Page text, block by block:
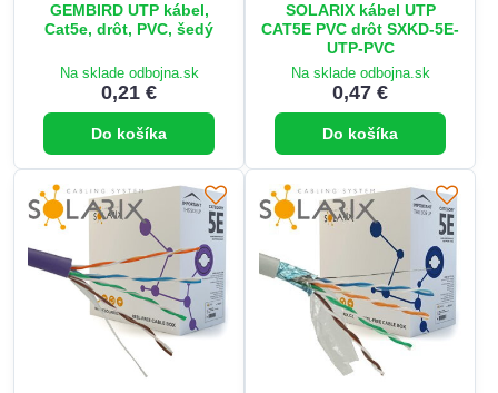
GEMBIRD UTP kábel,
Cat5e, drôt, PVC, šedý
Na sklade odbojna.sk
0,21 €
Do košíka
SOLARIX kábel UTP
CAT5E PVC drôt SXKD-5E-
UTP-PVC
Na sklade odbojna.sk
0,47 €
Do košíka